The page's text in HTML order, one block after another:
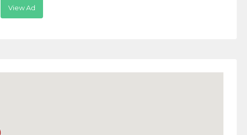
View Ad